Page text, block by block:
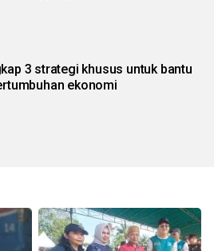
3 strategi khusus untuk bantu
ekonomi